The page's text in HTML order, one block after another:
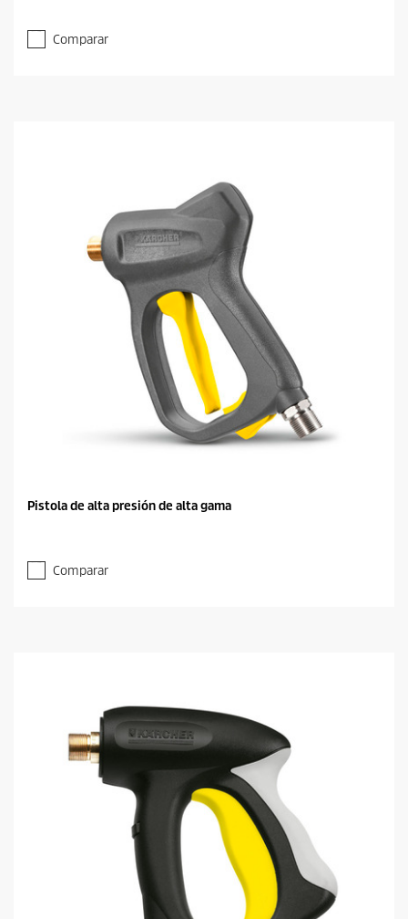
Comparar
Pistola de alta presión de alta gama
Comparar